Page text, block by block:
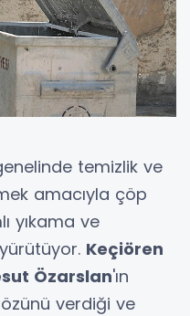
temizlik ve
amacıyla çöp
yıkama ve
Keçiören
Özarslan'ın
verdiği ve